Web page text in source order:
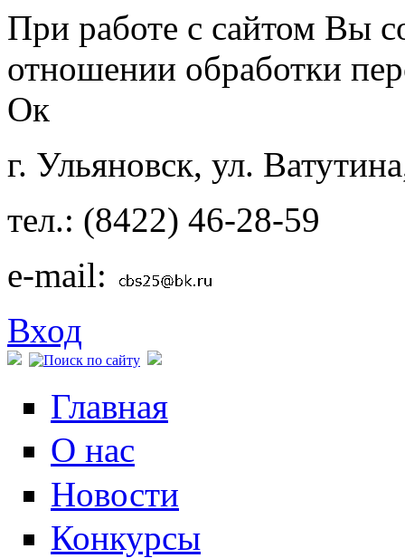
Перейти к основному содержанию
При работе с сайтом Вы
отношении обработки
Ок
г. Ульяновск, ул.
тел.: (8422) 46-28-59
e-mail:
Вход
Главная
О нас
Новости
Конкурсы